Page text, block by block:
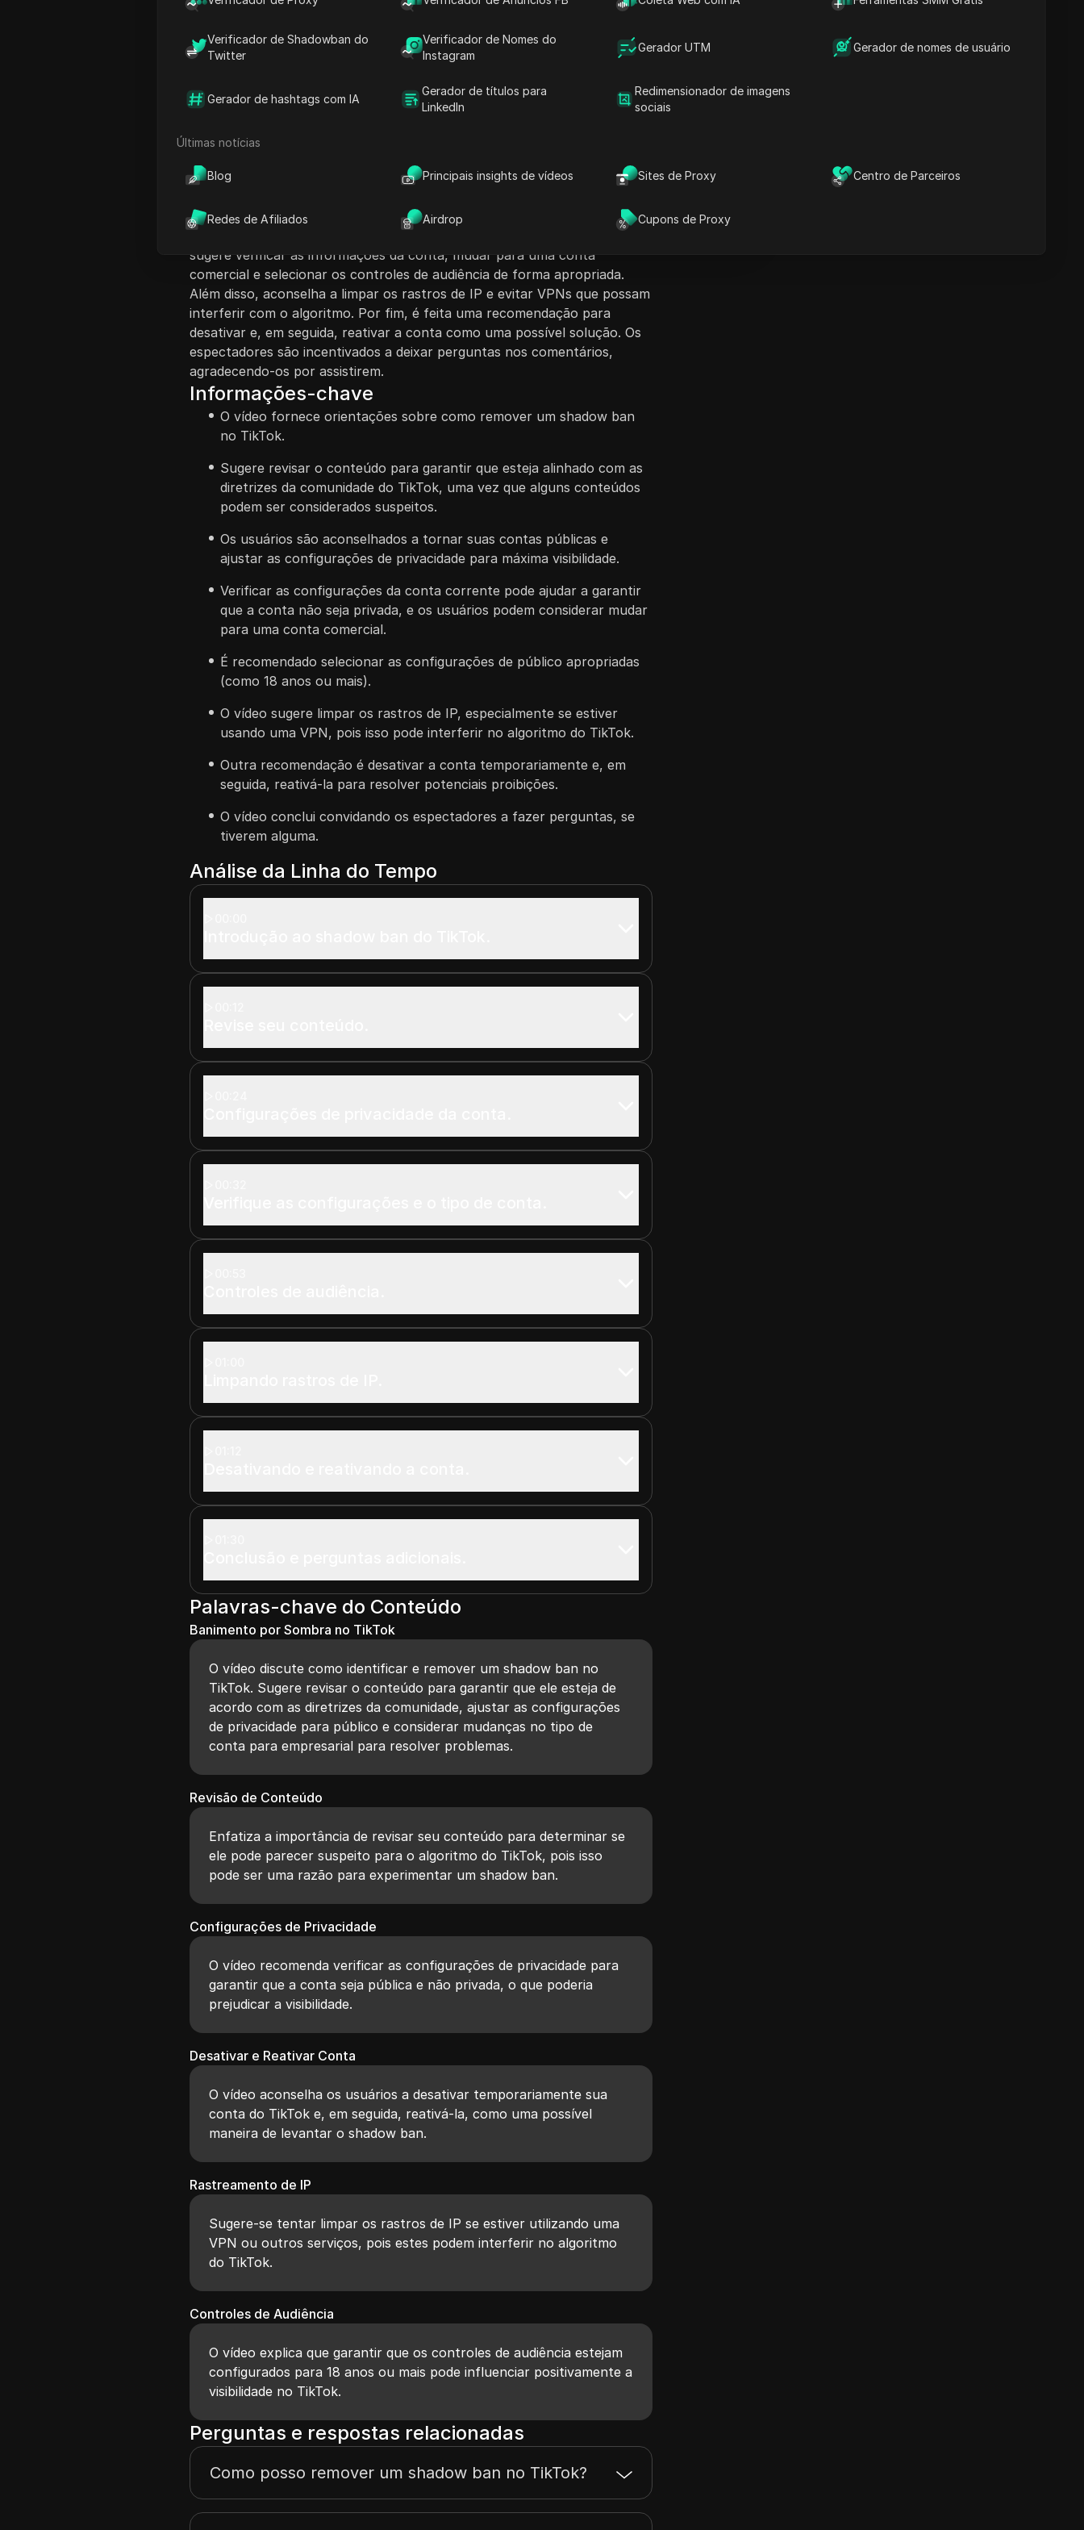
Verificador de Shadowban do
Twitter
Verificador de Nomes do
Instagram
Gerador UTM Gerador de nomes de usuário
Gerador de hashtags com IA
Gerador de títulos para
LinkedIn
Redimensionador de imagens
sociais
Últimas notícias
Blog Principais insights de vídeos Sites de Proxy Centro de Parceiros
Redes de Afiliados Airdrop Cupons de Proxy
Introdução ao Conteúdo Fazer perguntas
Abrir no Claude
TikTok. Ele começa explicando a situação em que um usuário suspeita que
com esse problema. Os passos principais incluem revisar o conteúdo do
comunidade do TikTok, definir a conta como pública e ajustar as
configurações de privacidade para máxima visibilidade. O vídeo também
sugere verificar as informações da conta, mudar para uma conta
comercial e selecionar os controles de audiência de forma apropriada.
Além disso, aconselha a limpar os rastros de IP e evitar VPNs que possam
interferir com o algoritmo. Por fim, é feita uma recomendação para
desativar e, em seguida, reativar a conta como uma possível solução. Os
espectadores são incentivados a deixar perguntas nos comentários,
agradecendo-os por assistirem.
Informações-chave
O vídeo fornece orientações sobre como remover um shadow ban
no TikTok.
Sugere revisar o conteúdo para garantir que esteja alinhado com as
diretrizes da comunidade do TikTok, uma vez que alguns conteúdos
podem ser considerados suspeitos.
Os usuários são aconselhados a tornar suas contas públicas e
ajustar as configurações de privacidade para máxima visibilidade.
Verificar as configurações da conta corrente pode ajudar a garantir
que a conta não seja privada, e os usuários podem considerar mudar
para uma conta comercial.
É recomendado selecionar as configurações de público apropriadas
(como 18 anos ou mais).
O vídeo sugere limpar os rastros de IP, especialmente se estiver
usando uma VPN, pois isso pode interferir no algoritmo do TikTok.
Outra recomendação é desativar a conta temporariamente e, em
seguida, reativá-la para resolver potenciais proibições.
O vídeo conclui convidando os espectadores a fazer perguntas, se
tiverem alguma.
Análise da Linha do Tempo
Palavras-chave do Conteúdo
Banimento por Sombra no TikTok
O vídeo discute como identificar e remover um shadow ban no
TikTok. Sugere revisar o conteúdo para garantir que ele esteja de
acordo com as diretrizes da comunidade, ajustar as configurações
de privacidade para público e considerar mudanças no tipo de
conta para empresarial para resolver problemas.
Revisão de Conteúdo
Enfatiza a importância de revisar seu conteúdo para determinar se
ele pode parecer suspeito para o algoritmo do TikTok, pois isso
pode ser uma razão para experimentar um shadow ban.
Configurações de Privacidade
O vídeo recomenda verificar as configurações de privacidade para
garantir que a conta seja pública e não privada, o que poderia
prejudicar a visibilidade.
Desativar e Reativar Conta
O vídeo aconselha os usuários a desativar temporariamente sua
conta do TikTok e, em seguida, reativá-la, como uma possível
maneira de levantar o shadow ban.
Rastreamento de IP
Sugere-se tentar limpar os rastros de IP se estiver utilizando uma
VPN ou outros serviços, pois estes podem interferir no algoritmo
do TikTok.
Controles de Audiência
O vídeo explica que garantir que os controles de audiência estejam
configurados para 18 anos ou mais pode influenciar positivamente a
visibilidade no TikTok.
Perguntas e respostas relacionadas
Como posso remover um shadow ban no TikTok?
Perguntas e respostas
Mais recomendações de
DICloak mantém sua gestão
de múltiplas contas segura e